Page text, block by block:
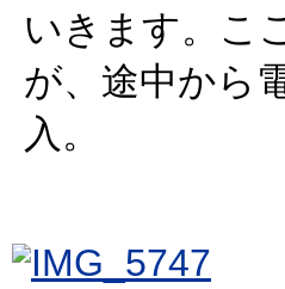
いきます。こ
が、途中から
入。